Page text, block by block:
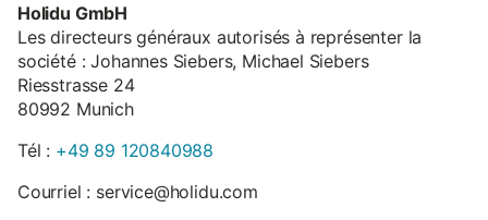
Holidu GmbH
Les directeurs généraux autorisés à représenter la
société : Johannes Siebers, Michael Siebers
Riesstrasse 24
80992 Munich
Tél : +49 89 120840988
Courriel : service@holidu.com